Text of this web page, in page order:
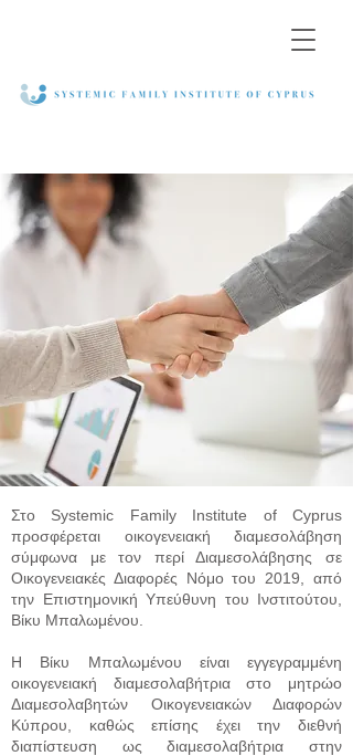
Στο Systemic Family Institute of Cyprus
προσφέρεται οικογενειακή διαμεσολάβηση
σύμφωνα με τον περί Διαμεσολάβησης σε
Οικογενειακές Διαφορές Νόμο του 2019, από
την Eπιστημονική Yπεύθυνη του Ινστιτούτου,
Βίκυ Μπαλωμένου.
Η Βίκυ Μπαλωμένου είναι εγγεγραμμένη
οικογενειακή διαμεσολαβήτρια στο μητρώο
Διαμεσολαβητών Οικογενειακών Διαφορών
Κύπρου, καθώς επίσης έχει την διεθνή
διαπίστευση ως διαμεσολαβήτρια στην